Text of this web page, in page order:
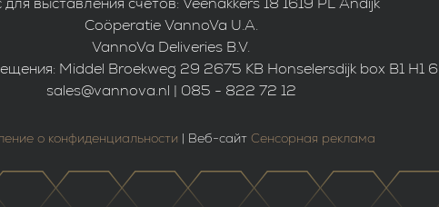
Coöperatie VannoVa U.A.
VannoVa Deliveries B.V.
Middel Broekweg 29 2675 KB Honselersdijk box B1 H1 6
sales@vannova.nl | 085 - 822 72 12
о конфиденциальности | Веб-сайт Сенсорная реклама